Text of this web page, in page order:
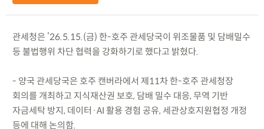
관세청은 ’26.5.15.(금) 한-호주 관세당국이 위조물품 및 담배밀수
등 불법행위 차단 협력을 강화하기로 했다고 밝혔다.
- 양국 관세당국은 호주 캔버라에서 제11차 한-호주 관세청장
회의를 개최하고 지식재산권 보호, 담배 밀수 대응, 무역 기반
자금세탁 방지, 데이터·AI 활용 경험 공유, 세관상호지원협정 개정
등에 대해 논의함.